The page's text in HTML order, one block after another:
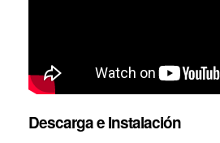
Descarga e Instalación